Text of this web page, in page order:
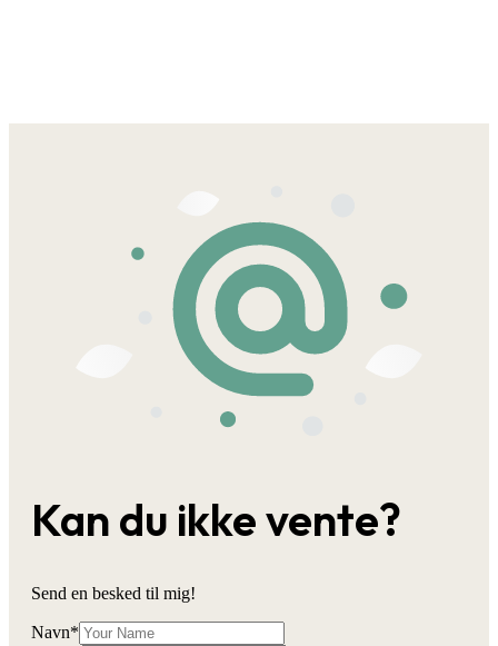
Kan du ikke vente?
Send en besked til mig!
Navn*